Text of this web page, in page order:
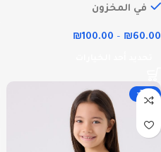
في المخزون
₪60.00
–
₪100.00
-26%